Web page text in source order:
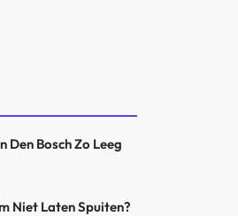
Den Bosch Zo Leeg
Niet Laten Spuiten?